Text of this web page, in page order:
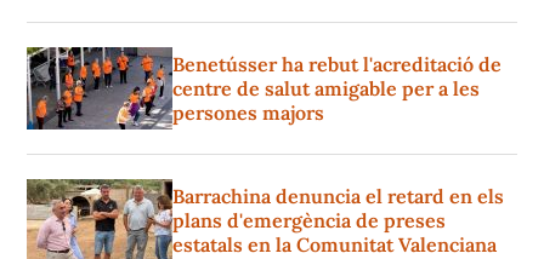
Benetússer ha rebut l'acreditació de
centre de salut amigable per a les
persones majors
Barrachina denuncia el retard en els
plans d'emergència de preses
estatals en la Comunitat Valenciana